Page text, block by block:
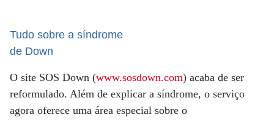
Tudo sobre a síndrome
de Down
O site SOS Down (www.sosdown.com) acaba de ser
reformulado. Além de explicar a síndrome, o serviço
agora oferece uma área especial sobre o